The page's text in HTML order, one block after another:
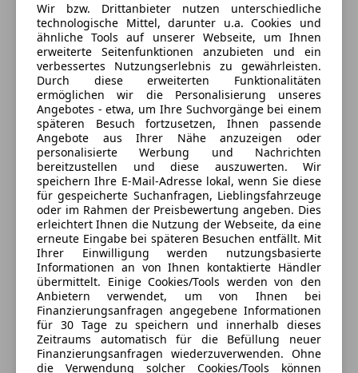
Anbieter kontaktieren
Deine Nachricht
3 ähnliche Fahrzeuge gefunden
Ich erlaube den Händlern dieser
Fahrzeuge mich zu kontaktieren.
Dein Name
Wir bzw. Drittanbieter nutzen unterschiedliche
technologische Mittel, darunter u.a. Cookies und
ähnliche Tools auf unserer Webseite, um Ihnen
erweiterte Seitenfunktionen anzubieten und ein
verbessertes Nutzungserlebnis zu gewährleisten.
Durch diese erweiterten Funktionalitäten
ermöglichen wir die Personalisierung unseres
Angebotes - etwa, um Ihre Suchvorgänge bei einem
späteren Besuch fortzusetzen, Ihnen passende
Angebote aus Ihrer Nähe anzuzeigen oder
personalisierte Werbung und Nachrichten
bereitzustellen und diese auszuwerten. Wir
speichern Ihre E-Mail-Adresse lokal, wenn Sie diese
für gespeicherte Suchanfragen, Lieblingsfahrzeuge
oder im Rahmen der Preisbewertung angeben. Dies
erleichtert Ihnen die Nutzung der Webseite, da eine
erneute Eingabe bei späteren Besuchen entfällt. Mit
Ihrer Einwilligung werden nutzungsbasierte
Informationen an von Ihnen kontaktierte Händler
übermittelt. Einige Cookies/Tools werden von den
Anbietern verwendet, um von Ihnen bei
Finanzierungsanfragen angegebene Informationen
für 30 Tage zu speichern und innerhalb dieses
Zeitraums automatisch für die Befüllung neuer
Finanzierungsanfragen wiederzuverwenden. Ohne
die Verwendung solcher Cookies/Tools können